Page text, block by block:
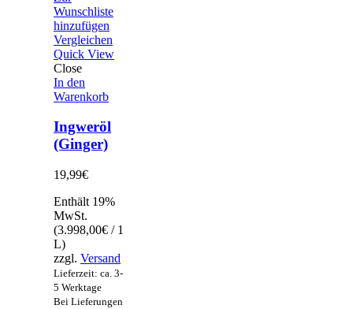
Wunschliste
hinzufügen
Vergleichen
Quick View
Close
In den
Warenkorb
Ingweröl
(Ginger)
19,99€
Enthält 19%
MwSt.
(3.998,00€ / 1
L)
zzgl. Versand
Lieferzeit: ca. 3-
5 Werktage
Bei Lieferungen